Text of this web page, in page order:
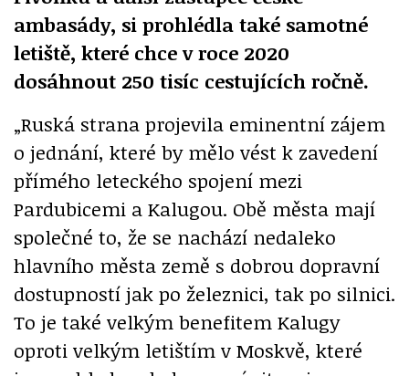
ambasády, si prohlédla také samotné
letiště, které chce v roce 2020
dosáhnout 250 tisíc cestujících ročně.
„Ruská strana projevila eminentní zájem
o jednání, které by mělo vést k zavedení
přímého leteckého spojení mezi
Pardubicemi a Kalugou. Obě města mají
společné to, že se nachází nedaleko
hlavního města země s dobrou dopravní
dostupností jak po železnici, tak po silnici.
To je také velkým benefitem Kalugy
oproti velkým letištím v Moskvě, které